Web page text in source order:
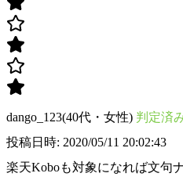
dango_123(40代・女性) 判定済
投稿日時: 2020/05/11 20:02:43
楽天Koboも対象になれば文句